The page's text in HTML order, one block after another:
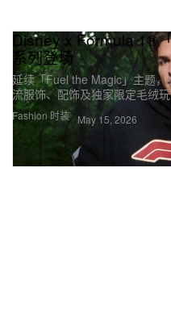
Fashion 时装
Disney x Formula 1®
系列登场
延续「Fuel the Magic」主题
流服饰、配饰及独家限定毛绒
May 15, 2026